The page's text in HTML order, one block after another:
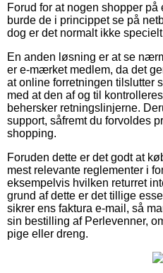
Forud for at nogen shopper
burde de i princippet se på
dog er det normalt ikke
En anden løsning er at se
er e-mærket medlem, da det
at online forretningen tilslutter
med at den af og til
behersker retningslinjerne.
support, såfremt du forvoldes
shopping.
Foruden dette er det godt at
mest relevante reglementer i
eksempelvis hvilken returret
grund af dette er det tillige
sikrer ens faktura e-mail, så
sin bestilling af Perlevenner,
pige eller dreng.